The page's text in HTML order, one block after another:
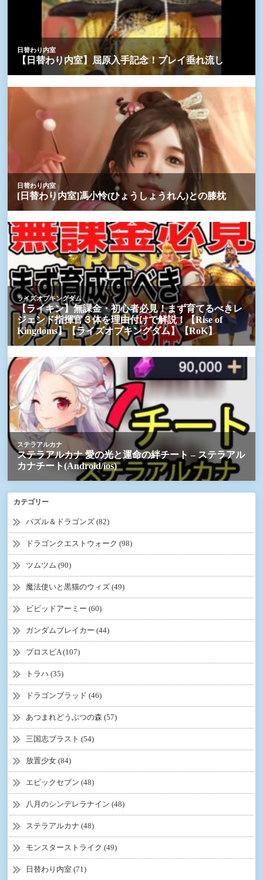
カテゴリー
パズル＆ドラゴンズ (82)
ドラゴンクエストウォーク (98)
ツムツム (90)
魔法使いと黒猫のウィズ (49)
ビビッドアーミー (60)
ガンダムブレイカー (44)
プロスピA (107)
トラハ (35)
ドラゴンブラッド (46)
あつまれどうぶつの森 (57)
三国志ブラスト (54)
放置少女 (84)
エピックセブン (48)
八月のシンデレラナイン (48)
ステラアルカナ (48)
モンスターストライク (49)
日替わり内室 (71)